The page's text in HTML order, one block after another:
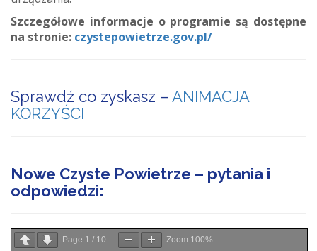
Szczegółowe informacje o programie są dostępne
na stronie: czystepowietrze.gov.pl/
Sprawdź co zyskasz – ANIMACJA
KORZYŚCI
Nowe Czyste Powietrze – pytania i
odpowiedzi:
Page 1 / 10 Zoom 100%